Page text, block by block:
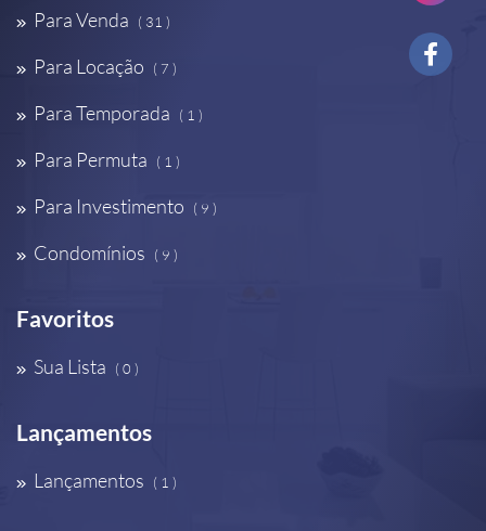
Para Venda ( 31 )
Para Locação ( 7 )
Para Temporada ( 1 )
Para Permuta ( 1 )
Para Investimento ( 9 )
Condomínios ( 9 )
Favoritos
Sua Lista ( 0 )
Lançamentos
Lançamentos ( 1 )